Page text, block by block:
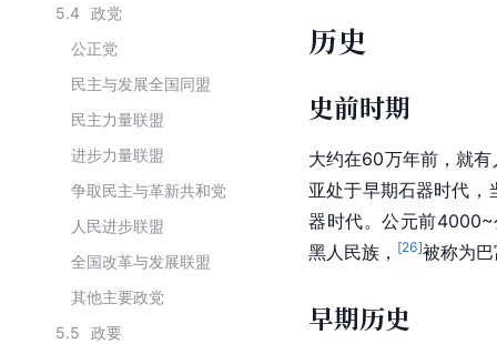
5.4
政党
公正党
民主与发展全国同盟
民主力量联盟
进步力量联盟
争取民主与革新共和党
人民进步联盟
全国改革与发展联盟
其他主要政党
5.5
政要
历史
史前时期
大约在60万年前，就
亚处于早期石器时代，
器时代。公元前
黑人民族， [26]被称为
早期历史